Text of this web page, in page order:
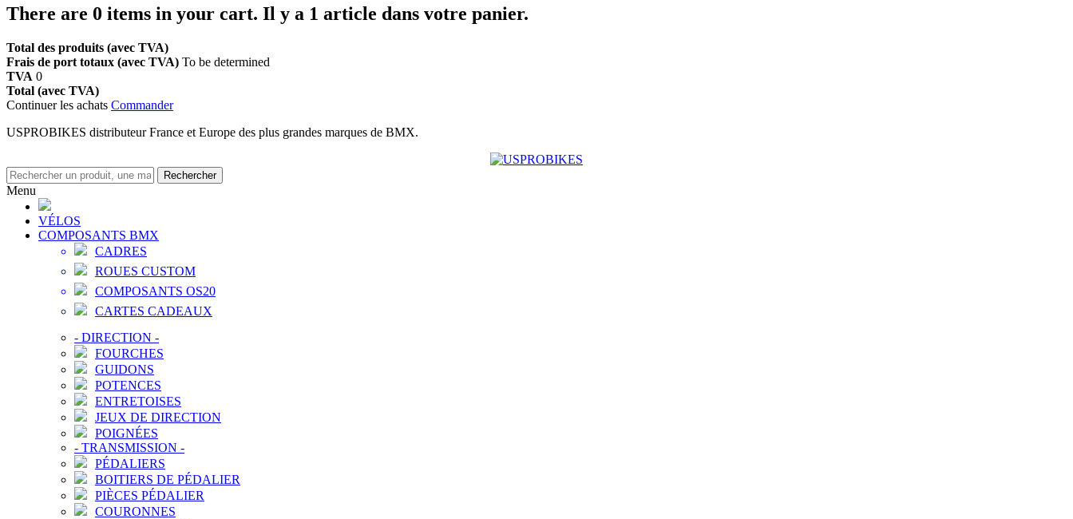
There are 0 items in your cart. Il y a 1 article dans votre panier.
Total des produits (avec TVA)
Frais de port totaux (avec TVA) To be determined
TVA 0
Total (avec TVA)
Continuer les achats Commander
USPROBIKES distributeur France et Europe des plus grandes marques de BMX.
Rechercher
Menu
VÉLOS
COMPOSANTS BMX
CADRES
ROUES CUSTOM
COMPOSANTS OS20
CARTES CADEAUX
- DIRECTION -
FOURCHES
GUIDONS
POTENCES
ENTRETOISES
JEUX DE DIRECTION
POIGNÉES
- TRANSMISSION -
PÉDALIERS
BOITIERS DE PÉDALIER
PIÈCES PÉDALIER
COURONNES